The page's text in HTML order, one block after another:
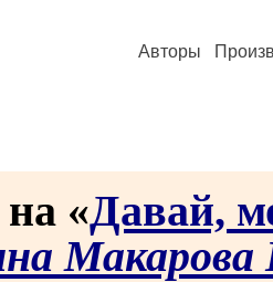
Авторы
«Давай,
Макарова